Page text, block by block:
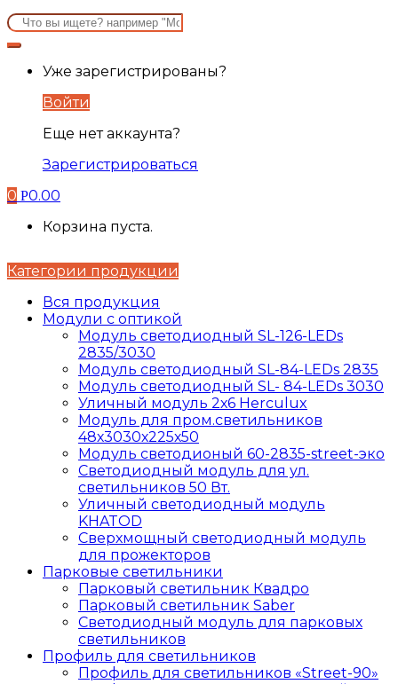
Search
for:
Уже зарегистрированы?
Войти
Еще нет аккаунта?
Зарегистрироваться
0 Р0.00
Корзина пуста.
Категории продукции
Вся продукция
Модули с оптикой
Модуль светодиодный SL-126-LEDs
2835/3030
Модуль светодиодный SL-84-LEDs 2835
Модуль светодиодный SL- 84-LEDs 3030
Уличный модуль 2х6 Herculux
Модуль для пром.светильников
48х3030х225х50
Модуль светодионый 60-2835-street-эко
Светодиодный модуль для ул.
светильников 50 Вт.
Уличный светодиодный модуль
KHATOD
Сверхмощный светодиодный модуль
для прожекторов
Парковые светильники
Парковый светильник Квадро
Парковый светильник Saber
Светодиодный модуль для парковых
светильников
Профиль для светильников
Профиль для светильников «Street-90»